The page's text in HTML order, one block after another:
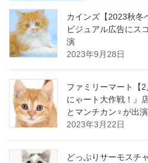
カインズ【2023秋冬
ビジュアル広告にス
演
2023年9月28日
ファミリーマート【
にゃート大作戦！』
とマンチカン♀が出演
2023年3月22日
どっぷりサーモスチ